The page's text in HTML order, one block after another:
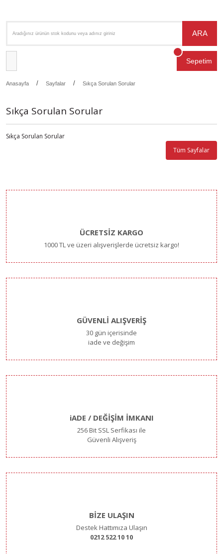
ARA
Sepetim
Anasayfa Sayfalar Sıkça Sorulan Sorular
Sıkça Sorulan Sorular
Sıkça Sorulan Sorular
Tüm Sayfalar
ÜCRETSİZ KARGO
1000 TL ve üzeri alışverişlerde ücretsiz kargo!
GÜVENLİ ALIŞVERİŞ
30 gün içerisinde
iade ve değişim
iADE / DEĞİŞİM İMKANI
256 Bit SSL Serfikası ile
Güvenli Alışveriş
BİZE ULAŞIN
Destek Hattımıza Ulaşın
0212 522 10 10